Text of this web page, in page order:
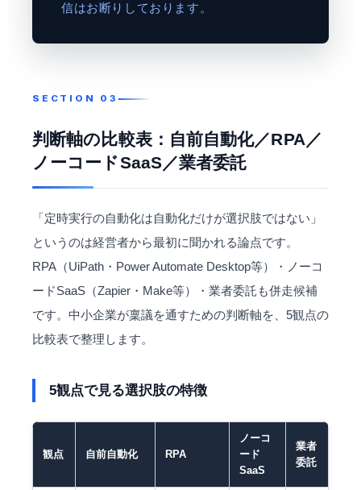
信はお断りしております。
判断軸の比較表：自前自動化／RPA／
ノーコードSaaS／業者委託
「定時実行の自動化は自動化だけが選択肢ではない」
というのは経営者から最初に聞かれる論点です。
RPA（UiPath・Power Automate Desktop等）・ノーコ
ードSaaS（Zapier・Make等）・業者委託も併走候補
です。中小企業が稟議を通すための判断軸を、5観点の
比較表で整理します。
5観点で見る選択肢の特徴
観点 自前自動化 RPA
ノーコ
ード
SaaS
業者
委託